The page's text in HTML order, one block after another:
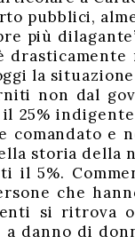
pubblici,
più
la
non dal
25%
comandato e
storia della
il 5%.
che
si ritrova
danno di